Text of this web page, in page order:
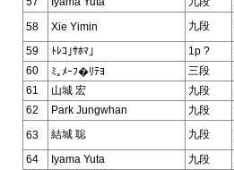
58
Xie Yimin 九段
59
ﾄﾚｺ｣ｻﾎﾏ｣ 1p ?
60
ﾐ｡ﾒｰﾌ�ﾘﾃﾖ 三段
61
山城 宏 九段
62
Park Jungwhan 九段
63
結城 聡 九段
64
Iyama Yuta 九段